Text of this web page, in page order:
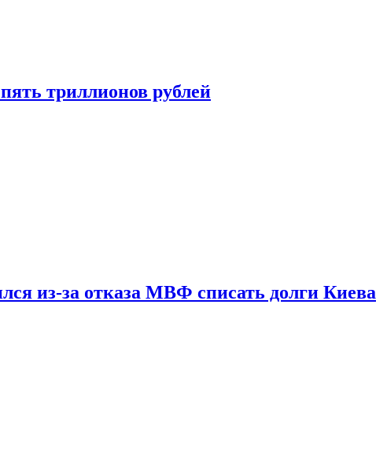
триллионов рублей
из-за отказа МВФ списать долги Киева